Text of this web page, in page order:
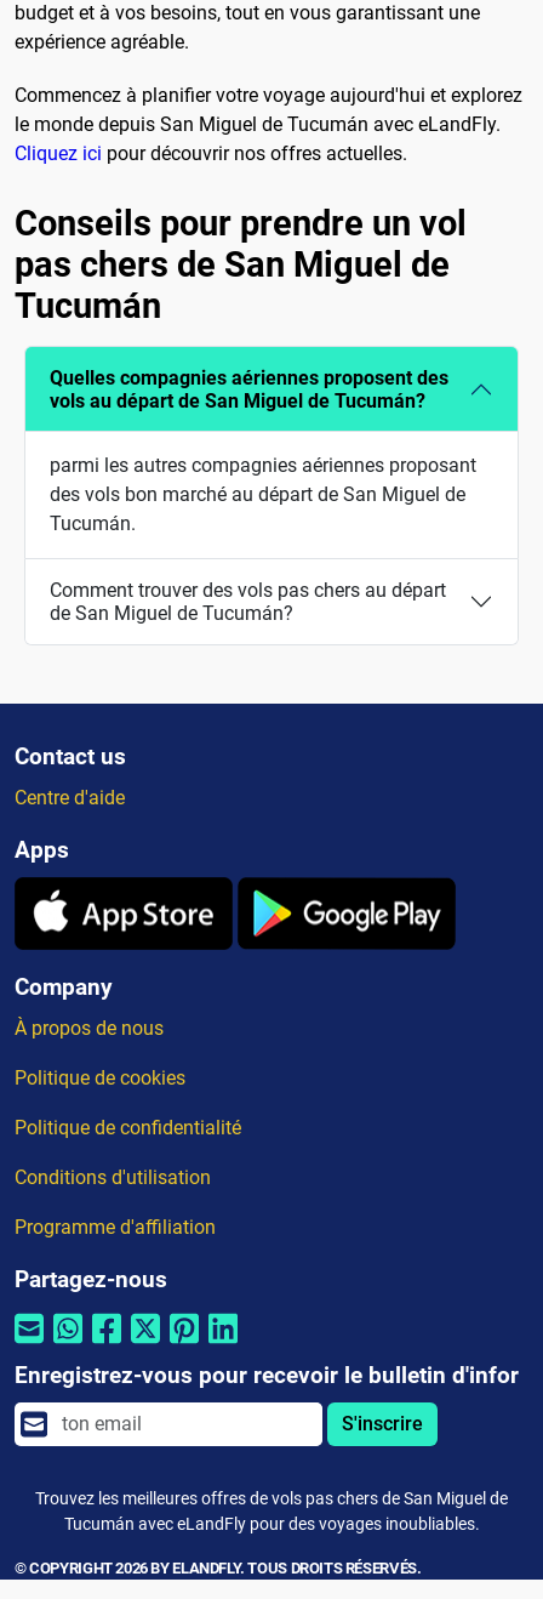
budget et à vos besoins, tout en vous garantissant une
expérience agréable.
Commencez à planifier votre voyage aujourd'hui et explorez
le monde depuis San Miguel de Tucumán avec eLandFly.
Cliquez ici pour découvrir nos offres actuelles.
Conseils pour prendre un vol
pas chers de San Miguel de
Tucumán
Quelles compagnies aériennes proposent des
vols au départ de San Miguel de Tucumán?
parmi les autres compagnies aériennes proposant
des vols bon marché au départ de San Miguel de
Tucumán.
Comment trouver des vols pas chers au départ
de San Miguel de Tucumán?
Contact us
Centre d'aide
Apps
Company
À propos de nous
Politique de cookies
Politique de confidentialité
Conditions d'utilisation
Programme d'affiliation
Partagez-nous
Enregistrez-vous pour recevoir le bulletin d'infor
S'inscrire
Trouvez les meilleures offres de vols pas chers de San Miguel de
Tucumán avec eLandFly pour des voyages inoubliables.
© COPYRIGHT 2026 BY ELANDFLY. TOUS DROITS RÉSERVÉS.